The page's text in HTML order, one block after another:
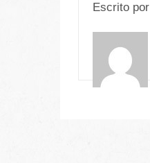
Escrito por